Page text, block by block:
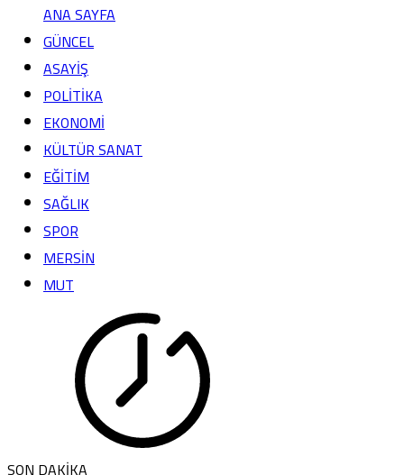
ANA SAYFA
GÜNCEL
ASAYİŞ
POLİTİKA
EKONOMİ
KÜLTÜR SANAT
EĞİTİM
SAĞLIK
SPOR
MERSİN
MUT
SON DAKİKA